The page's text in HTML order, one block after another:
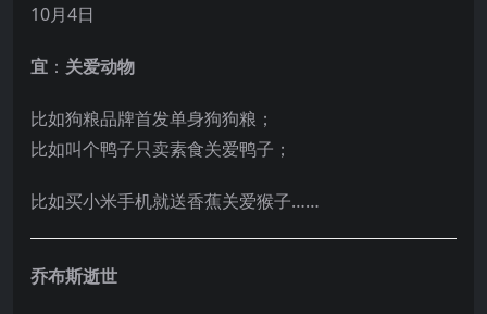
10月4日
宜 ： 关爱动物
比如狗粮品牌首发单身狗狗粮；
比如叫个鸭子只卖素食关爱鸭子；
比如买小米手机就送香蕉关爱猴子……
乔布斯逝世